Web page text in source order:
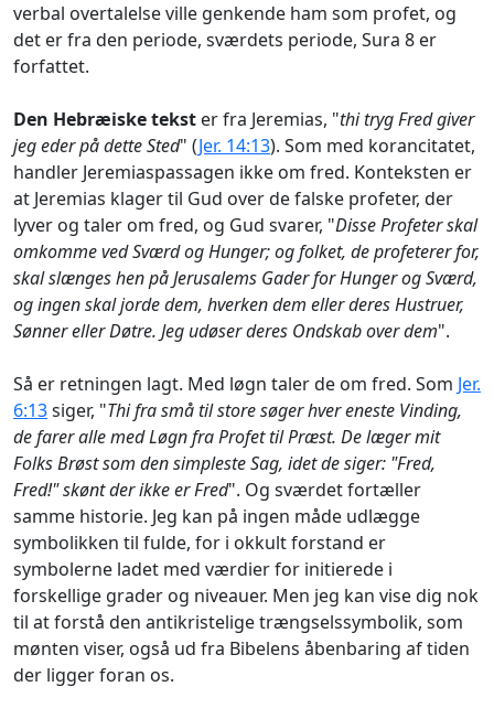
verbal overtalelse ville genkende ham som profet, og
det er fra den periode, sværdets periode, Sura 8 er
forfattet.
Den Hebræiske tekst er fra Jeremias, "thi tryg Fred giver
jeg eder på dette Sted" (Jer. 14:13). Som med korancitatet,
handler Jeremiaspassagen ikke om fred. Konteksten er
at Jeremias klager til Gud over de falske profeter, der
lyver og taler om fred, og Gud svarer, "Disse Profeter skal
omkomme ved Sværd og Hunger; og folket, de profeterer for,
skal slænges hen på Jerusalems Gader for Hunger og Sværd,
og ingen skal jorde dem, hverken dem eller deres Hustruer,
Sønner eller Døtre. Jeg udøser deres Ondskab over dem".
Så er retningen lagt. Med løgn taler de om fred. Som Jer.
6:13siger, "Thi fra små til store søger hver eneste Vinding,
de farer alle med Løgn fra Profet til Præst. De læger mit
Folks Brøst som den simpleste Sag, idet de siger: "Fred,
Fred!" skønt der ikke er Fred". Og sværdet fortæller
samme historie. Jeg kan på ingen måde udlægge
symbolikken til fulde, for i okkult forstand er
symbolerne ladet med værdier for initierede i
forskellige grader og niveauer. Men jeg kan vise dig nok
til at forstå den antikristelige trængselssymbolik, som
mønten viser, også ud fra Bibelens åbenbaring af tiden
der ligger foran os.